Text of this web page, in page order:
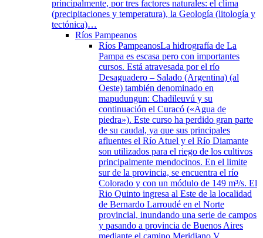
principalmente, por tres factores naturales: el clima
(precipitaciones y temperatura), la Geología (litología y
tectónica)…
Ríos Pampeanos
Ríos PampeanosLa hidrografía de La
Pampa es escasa pero con importantes
cursos. Está atravesada por el río
Desaguadero – Salado (Argentina) (al
Oeste) también denominado en
mapudungun: Chadileuvú y su
continuación el Curacó («Agua de
piedra»). Este curso ha perdido gran parte
de su caudal, ya que sus principales
afluentes el Río Atuel y el Río Diamante
son utilizados para el riego de los cultivos
principalmente mendocinos. En el limite
sur de la provincia, se encuentra el río
Colorado y con un módulo de 149 m³/s. El
Rio Quinto ingresa al Este de la localidad
de Bernardo Larroudé en el Norte
provincial, inundando una serie de campos
y pasando a provincia de Buenos Aires
mediante el camino Meridiano V.